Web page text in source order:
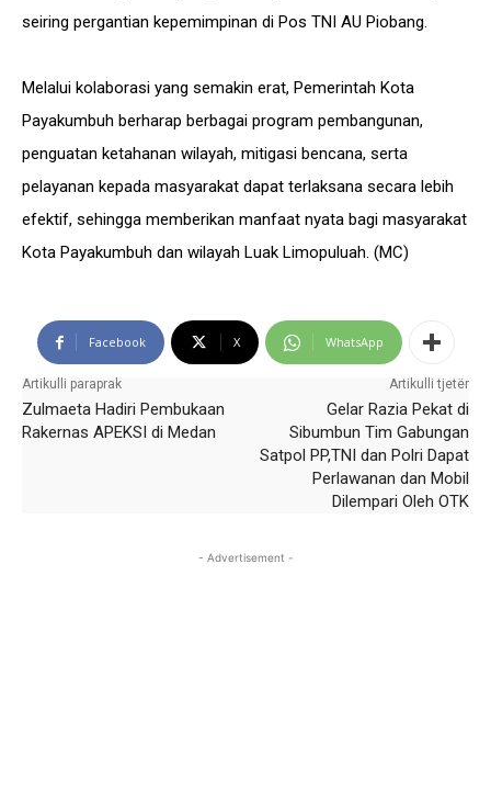
seiring pergantian kepemimpinan di Pos TNI AU Piobang.
Melalui kolaborasi yang semakin erat, Pemerintah Kota
Payakumbuh berharap berbagai program pembangunan,
penguatan ketahanan wilayah, mitigasi bencana, serta
pelayanan kepada masyarakat dapat terlaksana secara lebih
efektif, sehingga memberikan manfaat nyata bagi masyarakat
Kota Payakumbuh dan wilayah Luak Limopuluah. (MC)
Facebook X WhatsApp
Artikulli paraprak
Zulmaeta Hadiri Pembukaan
Rakernas APEKSI di Medan
Artikulli tjetër
Gelar Razia Pekat di
Sibumbun Tim Gabungan
Satpol PP,TNI dan Polri Dapat
Perlawanan dan Mobil
Dilempari Oleh OTK
- Advertisement -